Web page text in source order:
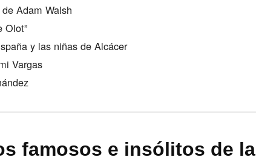
Adam Walsh
Olot”
y las niñas de Alcácer
Vargas
famosos e insólitos de la